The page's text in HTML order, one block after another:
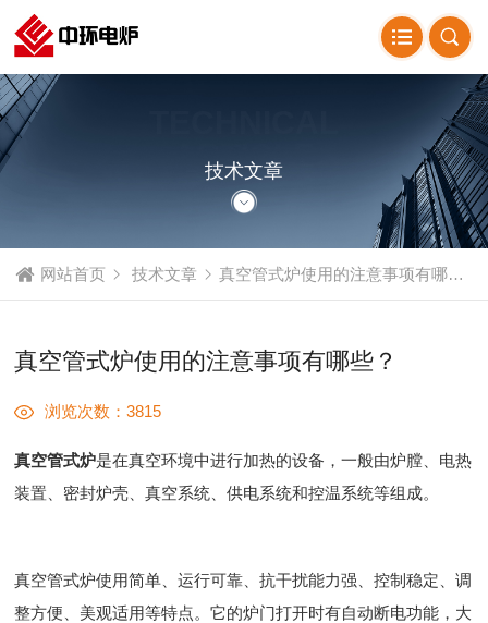
ARTICLE
技术文章
网站首页 技术文章 真空管式炉使用的注意事项有哪些？
真空管式炉使用的注意事项有哪些？
浏览次数：3815
真空管式炉是在真空环境中进行加热的设备，一般由炉膛、电热
装置、密封炉壳、真空系统、供电系统和控温系统等组成。
真空管式炉使用简单、运行可靠、抗干扰能力强、控制稳定、调
整方便、美观适用等特点。它的炉门打开时有自动断电功能，大